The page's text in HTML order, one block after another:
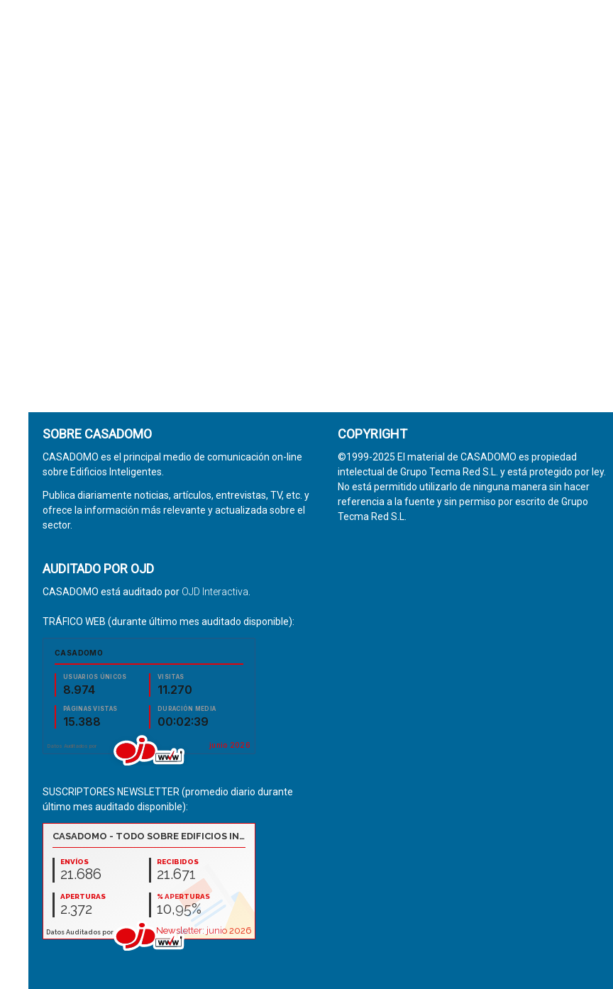
SOBRE CASADOMO
CASADOMO es el principal medio de comunicación on-line
sobre Edificios Inteligentes.
Publica diariamente noticias, artículos, entrevistas, TV, etc. y
ofrece la información más relevante y actualizada sobre el
sector.
AUDITADO POR OJD
CASADOMO está auditado por OJD Interactiva
TRÁFICO WEB (durante último mes auditado disponible):
SUSCRIPTORES NEWSLETTER (promedio diario durante
último mes auditado disponible):
COPYRIGHT
©1999-2025 El material de CASADOMO es propiedad
intelectual de Grupo Tecma Red S.L. y está protegido por ley.
No está permitido utilizarlo de ninguna manera sin hacer
referencia a la fuente y sin permiso por escrito de Grupo
Tecma Red S.L.